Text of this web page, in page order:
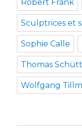
Robert Frank
Sculptrices et
Sophie Calle
Thomas
Wolfgang